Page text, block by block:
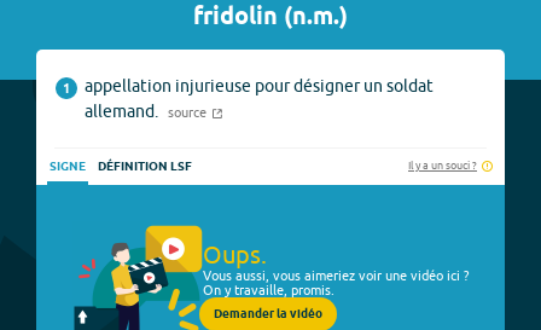
fridolin (n.m.)
1
appellation injurieuse pour désigner un soldat
allemand.
source
SIGNE DÉFINITION LSF Il y a un souci ?
Oups.
Vous aussi, vous aimeriez voir une vidéo ici ?
On y travaille, promis.
Demander la vidéo